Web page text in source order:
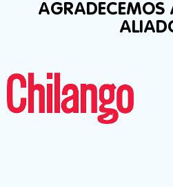
AGRADECEMOS